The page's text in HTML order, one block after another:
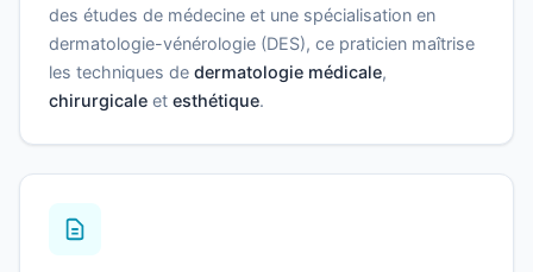
des études de médecine et une spécialisation en
dermatologie-vénérologie (DES), ce praticien maîtrise
les techniques de dermatologie médicale,
chirurgicale et esthétique.